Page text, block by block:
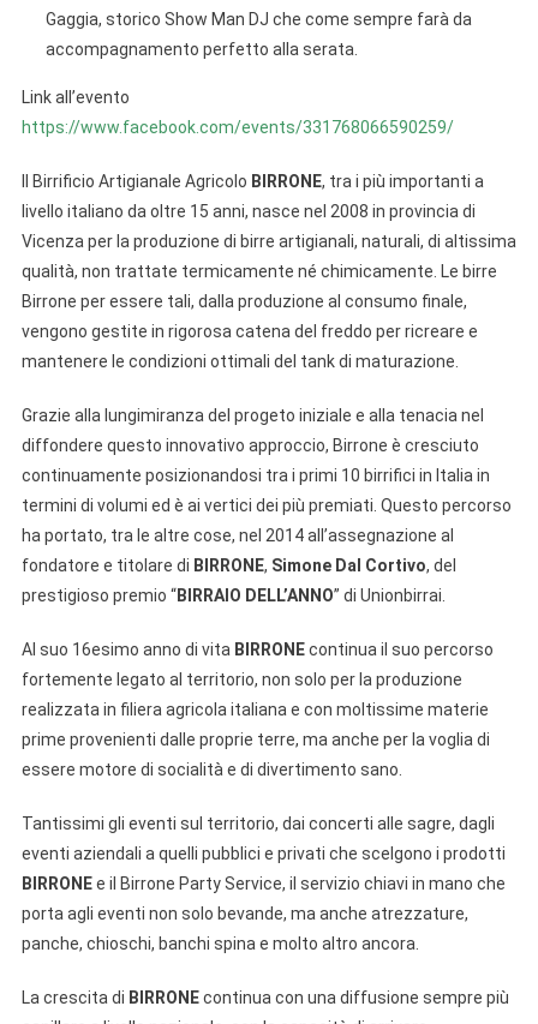
Gaggia, storico Show Man DJ che come sempre farà da
accompagnamento perfetto alla serata.
Link all’evento
https://www.facebook.com/events/331768066590259/
Il Birrificio Artigianale Agricolo BIRRONE, tra i più importanti a
livello italiano da oltre 15 anni, nasce nel 2008 in provincia di
Vicenza per la produzione di birre artigianali, naturali, di altissima
qualità, non trattate termicamente né chimicamente. Le birre
Birrone per essere tali, dalla produzione al consumo finale,
vengono gestite in rigorosa catena del freddo per ricreare e
mantenere le condizioni ottimali del tank di maturazione.
Grazie alla lungimiranza del progeto iniziale e alla tenacia nel
diffondere questo innovativo approccio, Birrone è cresciuto
continuamente posizionandosi tra i primi 10 birrifici in Italia in
termini di volumi ed è ai vertici dei più premiati. Questo percorso
ha portato, tra le altre cose, nel 2014 all’assegnazione al
fondatore e titolare di BIRRONE, Simone Dal Cortivo, del
prestigioso premio “BIRRAIO DELL’ANNO” di Unionbirrai.
Al suo 16esimo anno di vita BIRRONEcontinua il suo percorso
fortemente legato al territorio, non solo per la produzione
realizzata in filiera agricola italiana e con moltissime materie
prime provenienti dalle proprie terre, ma anche per la voglia di
essere motore di socialità e di divertimento sano.
Tantissimi gli eventi sul territorio, dai concerti alle sagre, dagli
eventi aziendali a quelli pubblici e privati che scelgono i prodotti
BIRRONEe il Birrone Party Service, il servizio chiavi in mano che
porta agli eventi non solo bevande, ma anche atrezzature,
panche, chioschi, banchi spina e molto altro ancora.
La crescita di BIRRONEcontinua con una diffusione sempre più